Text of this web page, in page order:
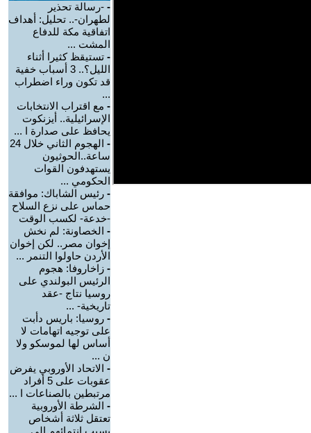
- -رسالة تحذير
لطهران-.. تحليل: أهداف
اتفاقية مكة للدفاع
المشت ...
- تستيقظ كثيرا أثناء
الليل؟.. 3 أسباب خفية
قد تكون وراء اضطراب
...
- مع اقتراب الانتخابات
الإسرائيلية.. أيزنكوت
يحافظ على صدارة ا ...
-
الهجوم الثاني خلال 24
ساعة..الحوثيون
يستهدفون القوات
الحكومي ...
- رئيس الشاباك: موافقة
حماس على نزع السلاح
-خدعة- لكسب الوقت
- الخصاونة: لم نخش
إخوان مصر.. لكن إخوان
الأردن حاولوا التنمر ...
- زاخاروفا: هجوم
الرئيس البولندي على
روسيا نتاج -عقد
تاريخية- ...
- روسيا: باريس دأبت
على توجيه اتهامات لا
أساس لها لموسكو ولا
ن ...
- الاتحاد الأوروبي يفرض
عقوبات على 5 أفراد
مرتبطين بالصناعات ا ...
- الشرطة الأوروبية
تعتقل ثلاثة أشخاص
بسبب انتمائهم إلى